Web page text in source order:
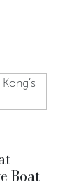
Boat